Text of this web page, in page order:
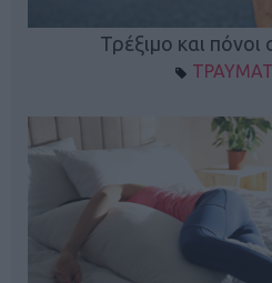
Τρέξιμο και πόνοι